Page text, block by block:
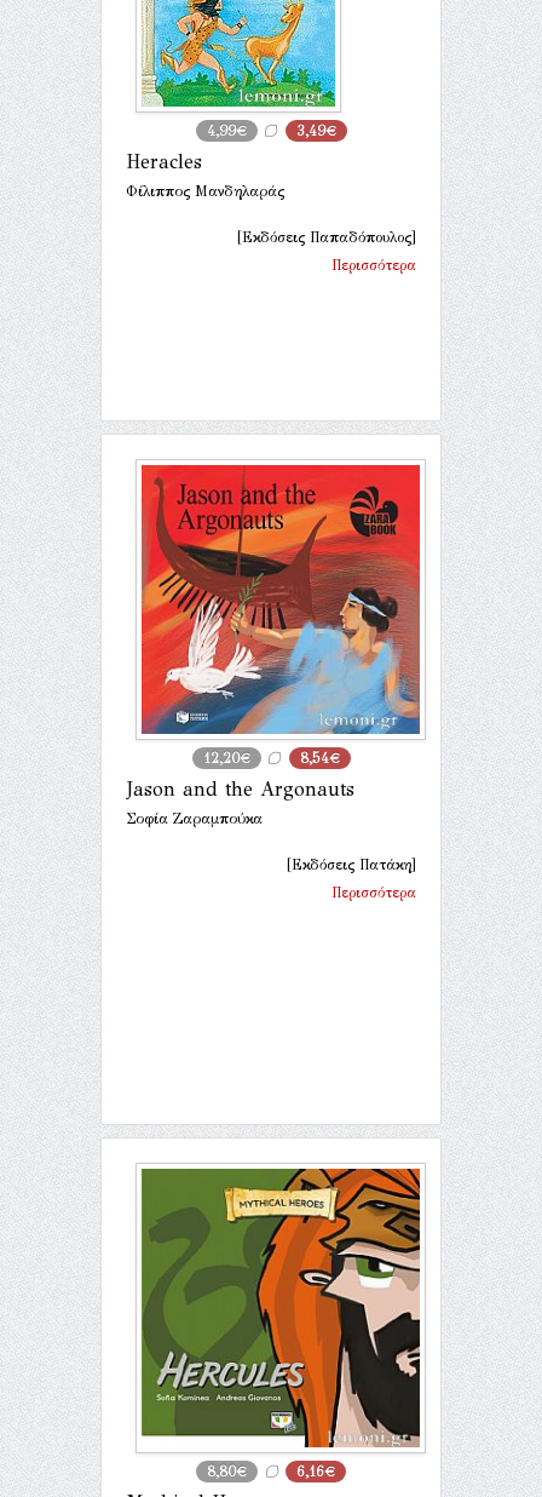
4,99€ 3,49€
Heracles
Φίλιππος Μανδηλαράς
[Εκδόσεις Παπαδόπουλος]
Περισσότερα
12,20€ 8,54€
Jason and the Αrgonauts
Σοφία Ζαραμπούκα
[Εκδόσεις Πατάκη]
Περισσότερα
8,80€ 6,16€